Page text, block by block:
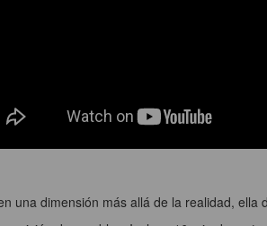
una dimensión más allá de la realidad,